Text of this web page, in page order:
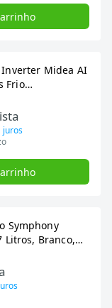
Midea AI
Frio
juros
Symphony
Litros, Branco,